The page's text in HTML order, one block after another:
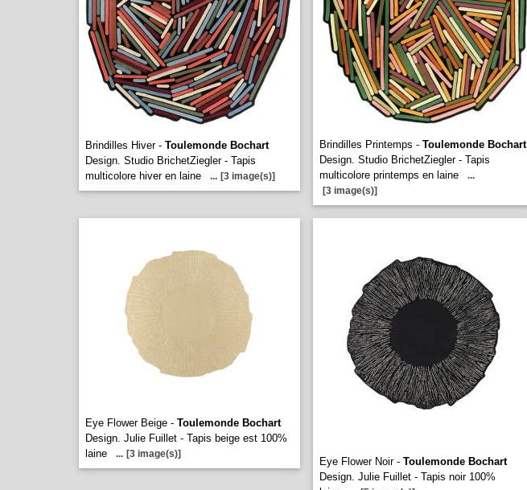
Brindilles Hiver - Toulemonde Bochart
Design. Studio BrichetZiegler - Tapis
multicolore hiver en laine
... [3 image(s)]
Brindilles Printemps - Toulemonde Bochart
Design. Studio BrichetZiegler - Tapis
multicolore printemps en laine
...
[3 image(s)]
Eye Flower Beige - Toulemonde Bochart
Design. Julie Fuillet - Tapis beige est 100%
laine
... [3 image(s)]
Eye Flower Noir - Toulemonde Bochart
Design. Julie Fuillet - Tapis noir 100%